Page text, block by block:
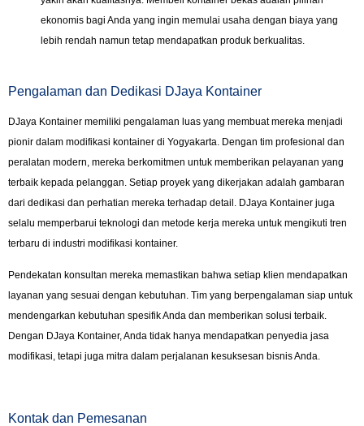
ekonomis bagi Anda yang ingin memulai usaha dengan biaya yang
lebih rendah namun tetap mendapatkan produk berkualitas.
Pengalaman dan Dedikasi DJaya Kontainer
DJaya Kontainer memiliki pengalaman luas yang membuat mereka menjadi
pionir dalam modifikasi kontainer di Yogyakarta. Dengan tim profesional dan
peralatan modern, mereka berkomitmen untuk memberikan pelayanan yang
terbaik kepada pelanggan. Setiap proyek yang dikerjakan adalah gambaran
dari dedikasi dan perhatian mereka terhadap detail. DJaya Kontainer juga
selalu memperbarui teknologi dan metode kerja mereka untuk mengikuti tren
terbaru di industri modifikasi kontainer.
Pendekatan konsultan mereka memastikan bahwa setiap klien mendapatkan
layanan yang sesuai dengan kebutuhan. Tim yang berpengalaman siap untuk
mendengarkan kebutuhan spesifik Anda dan memberikan solusi terbaik.
Dengan DJaya Kontainer, Anda tidak hanya mendapatkan penyedia jasa
modifikasi, tetapi juga mitra dalam perjalanan kesuksesan bisnis Anda.
Kontak dan Pemesanan